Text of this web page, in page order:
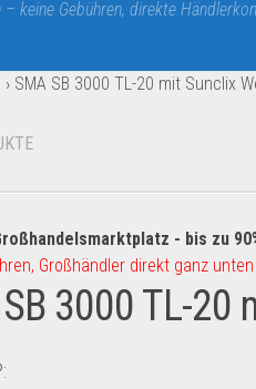
keine Gebühren, direkte
› SMA SB 3000 TL-20 mit Sunclix
- bis zu
Großhändler direkt ganz
3000 TL-20